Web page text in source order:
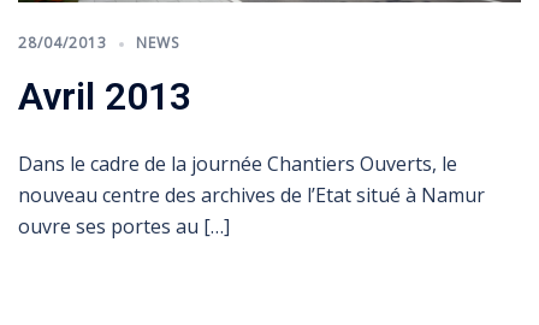
28/04/2013 NEWS
Avril 2013
Dans le cadre de la journée Chantiers Ouverts, le
nouveau centre des archives de l’Etat situé à Namur
ouvre ses portes au […]